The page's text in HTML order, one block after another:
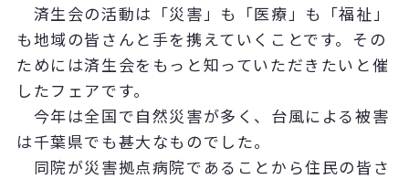
済生会の活動は「災害」も「医療」も「福祉」
も地域の皆さんと手を携えていくことです。その
ためには済生会をもっと知っていただきたいと催
したフェアです。
今年は全国で自然災害が多く、台風による被害
は千葉県でも甚大なものでした。
同院が災害拠点病院であることから住民の皆さ